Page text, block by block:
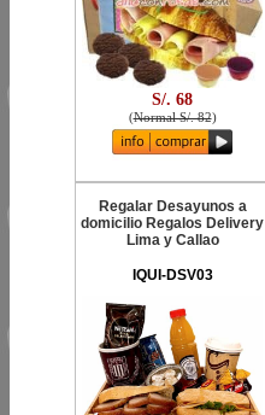
S/. 68
(Normal S/. 82)
Regalar Desayunos a
domicilio Regalos Delivery
Lima y Callao
IQUI-DSV03